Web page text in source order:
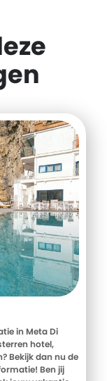
in Meta Di
hotel,
Bekijk dan nu de
Ben jij